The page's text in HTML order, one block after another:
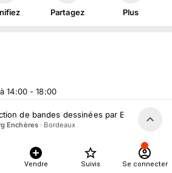
Partagez Plus
14:00 - 18:00
parBaratoux-Dubourg Enchères
participer
de bandes dessinées par Baratoux-
Enchères · Bordeaux
Vendre Suivis Se connecter